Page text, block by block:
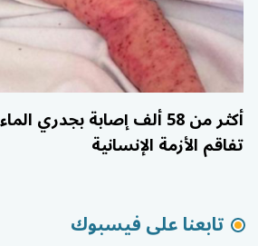
أكثر من 58 ألف إصابة
تفاقم الأزمة الإنسانية
تابعنا على فيسبوك